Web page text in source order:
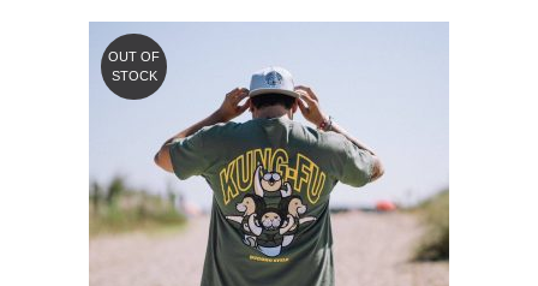
OUT OF
STOCK